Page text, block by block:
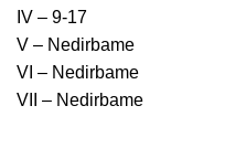
IV – 9-17
V – Nedirbame
VI – Nedirbame
VII – Nedirbame